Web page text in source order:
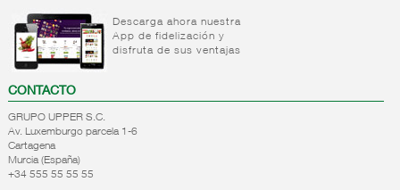
Descarga ahora nuestra
App de fidelización y
disfruta de sus ventajas
CONTACTO
GRUPO UPPER S.C.
Av. Luxemburgo parcela 1-6
Cartagena
Murcia (España)
+34 555 55 55 55